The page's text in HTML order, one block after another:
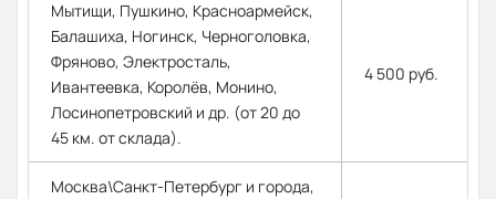
Мытищи, Пушкино, Красноармейск,
Балашиха, Ногинск, Черноголовка,
Фряново, Электросталь,
Ивантеевка, Королёв, Монино,
Лосинопетровский и др. (от 20 до
45 км. от склада).
4 500 руб.
Москва\Санкт-Петербург и города,